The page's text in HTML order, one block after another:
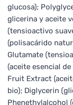
glucosa);
glicerina y aceite
(tensioactivo
(polisacárido
Glutamate
(aceite esencial
Fruit Extract
bio); Diglycerin
Phenethylalcohol